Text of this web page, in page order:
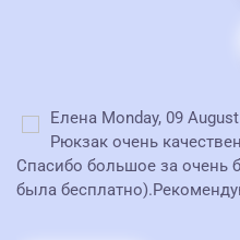
Елена Monday, 09
Рюкзак очень
Спасибо большое за очень
была